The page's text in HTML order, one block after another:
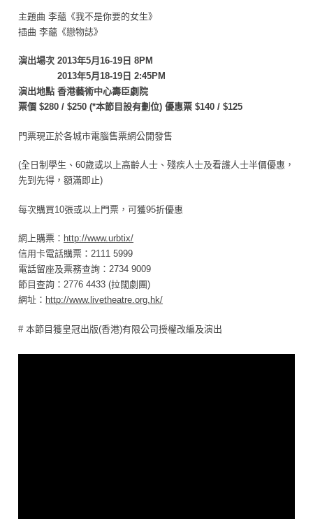
主題曲 李蘊《我不是你要的女生》
插曲 李蘊《戀物誌》
演出場次 2013年5月16-19日 8PM
2013年5月18-19日 2:45PM
演出地點 香港藝術中心壽臣劇院
票價 $280 / $250 (*本節目設有劃位) 優惠票 $140 / $125
門票現正於各城市電腦售票網公開發售
(全日制學生、60歲或以上高齡人士、殘疾人士及看護人士半價優惠，
先到先得，額滿即止)
每次購買10張或以上門票，可獲95折優惠
網上購票： http://www.urbtix/
信用卡電話購票：2111 5999
電話留座及票務查詢：2734 9009
節目查詢：2776 4433 (拉闊劇團)
網址： http://www.livetheatre.org.hk/
# 本節目獲皇冠出版(香港)有限公司授權改編及演出